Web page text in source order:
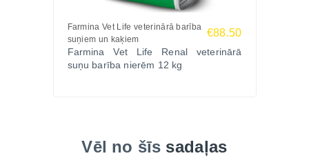
Farmina Vet Life veterinārā barība
suņiem un kaķiem
€88.50
Farmina Vet Life Renal veterinārā
suņu barība nierēm 12 kg
Vēl no šīs sadaļas